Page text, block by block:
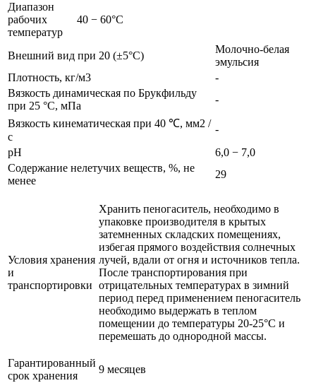
Диапазон
рабочих
температур
40 − 60°С
Внешний вид при 20 (±5°С)
Молочно-белая
эмульсия
Плотность, кг/м3
-
Вязкость динамическая по Брукфильду
при 25 °С, мПа
-
Вязкость кинематическая при 40 ℃, мм2 /
с
-
pH
6,0 − 7,0
Содержание нелетучих веществ, %, не
менее
29
Условия хранения
и
транспортировки
Хранить пеногаситель, необходимо в
упаковке производителя в крытых
затемненных складских помещениях,
избегая прямого воздействия солнечных
лучей, вдали от огня и источников тепла.
После транспортирования при
отрицательных температурах в зимний
период перед применением пеногаситель
необходимо выдержать в теплом
помещении до температуры 20-25°С и
перемешать до однородной массы.
Гарантированный
срок хранения
9 месяцев